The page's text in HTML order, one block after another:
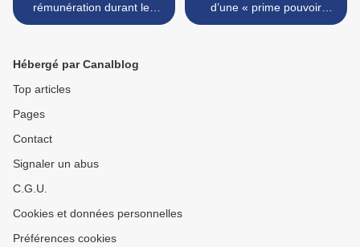
rémunération durant les
arrêts de maladie ordinaire
options pour protéger leurs
agents tout en restant
d’une « prime pouvoir
d’achat » >
Hébergé par Canalblog
Top articles
Pages
Contact
Signaler un abus
C.G.U.
Cookies et données personnelles
Préférences cookies